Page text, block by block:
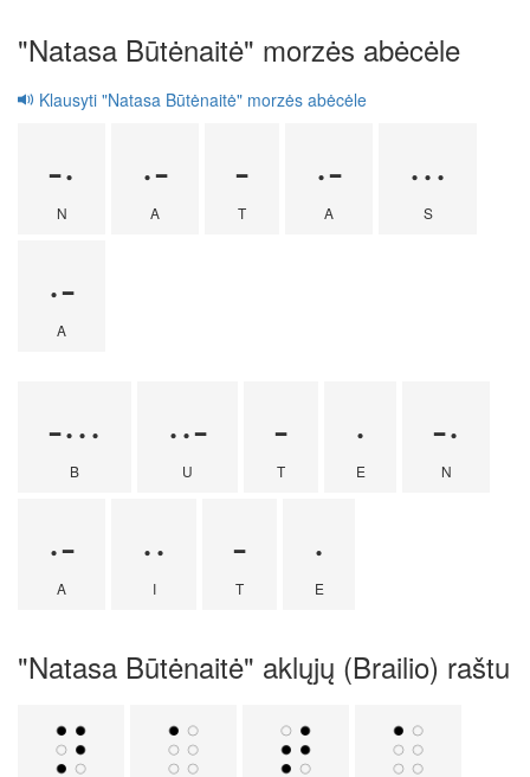
"Natasa Būtėnaitė" morzės abėcėle
Klausyti "Natasa Būtėnaitė" morzės abėcėle
-·
N
·-
A
-
T
·-
A
···
S
·-
A
-···
B
··-
U
-
T
·
E
-·
N
·-
A
··
I
-
T
·
E
"Natasa Būtėnaitė" aklųjų (Brailio) raštu